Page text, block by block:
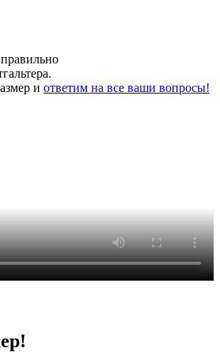
и ответим на все ваши вопросы!